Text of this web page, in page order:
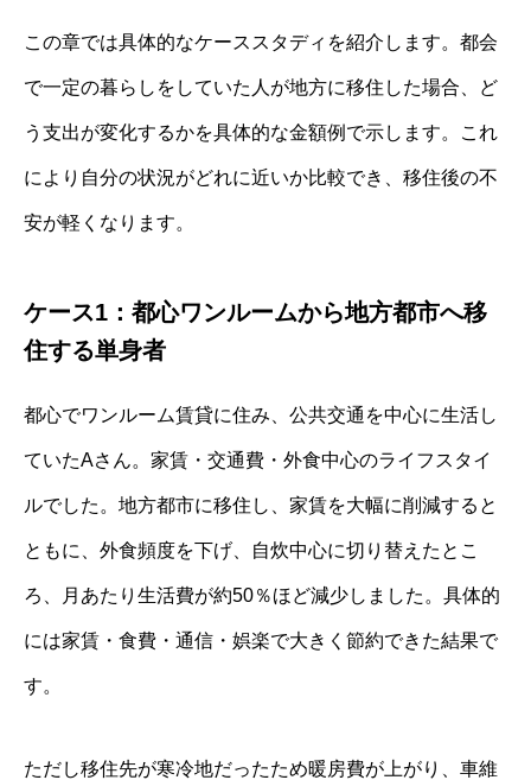
この章では具体的なケーススタディを紹介します。都会
で一定の暮らしをしていた人が地方に移住した場合、ど
う支出が変化するかを具体的な金額例で示します。これ
により自分の状況がどれに近いか比較でき、移住後の不
安が軽くなります。
ケース1：都心ワンルームから地方都市へ移
住する単身者
都心でワンルーム賃貸に住み、公共交通を中心に生活し
ていたAさん。家賃・交通費・外食中心のライフスタイ
ルでした。地方都市に移住し、家賃を大幅に削減すると
ともに、外食頻度を下げ、自炊中心に切り替えたとこ
ろ、月あたり生活費が約50％ほど減少しました。具体的
には家賃・食費・通信・娯楽で大きく節約できた結果で
す。
ただし移住先が寒冷地だったため暖房費が上がり、車維